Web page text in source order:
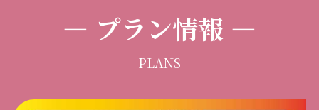
― プラン情報 ―
PLANS